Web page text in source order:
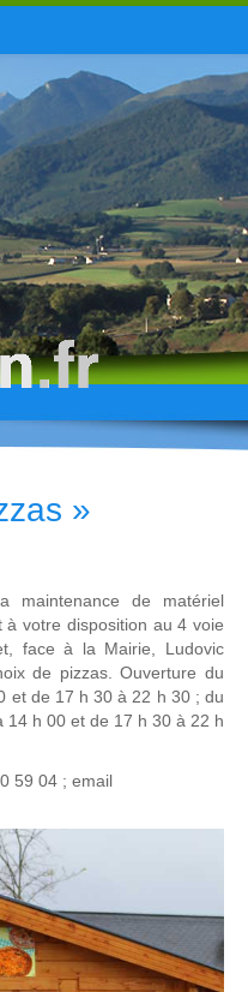
»
maintenance de matériel
à votre disposition au 4 voie
face à la Mairie, Ludovic
de pizzas. Ouverture du
et de 17 h 30 à 22 h 30 ; du
14 h 00 et de 17 h 30 à 22 h
59 04 ; email